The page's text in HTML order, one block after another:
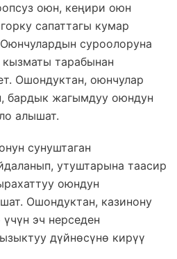
оюн, кеңири оюн
сапаттагы кумар
суроолоруна
тарабынан
Ошондуктан, оюнчулар
бардык жагымдуу оюндун
алышат.
сунуштаган
утуштарына таасир
оюндун
Ошондуктан, казинону
эч нерседен
дүйнөсүнө кирүү